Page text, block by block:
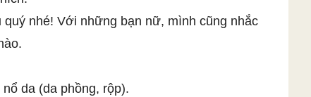
nhé! Với những bạn nữ, mình cũng nhắc
da (da phồng, rộp).